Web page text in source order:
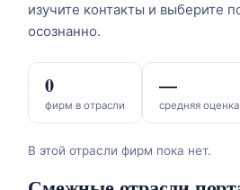
изучите контакты и выберите
осознанно.
фирм в отрасли
0
средняя оценка
—
В этой отрасли фирм пока нет.